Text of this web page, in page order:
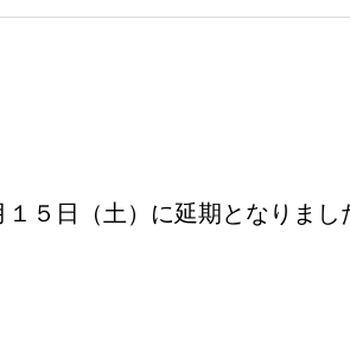
日（土）に延期となりまし